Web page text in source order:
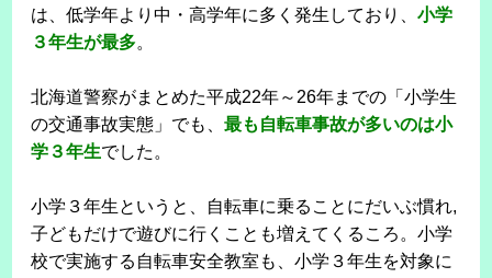
は、低学年より中・高学年に多く発生しており、小学
３年生が最多。
北海道警察がまとめた平成22年～26年までの「小学生
の交通事故実態」でも、最も自転車事故が多いのは小
学３年生でした。
小学３年生というと、自転車に乗ることにだいぶ慣れ,
子どもだけで遊びに行くことも増えてくるころ。小学
校で実施する自転車安全教室も、小学３年生を対象に